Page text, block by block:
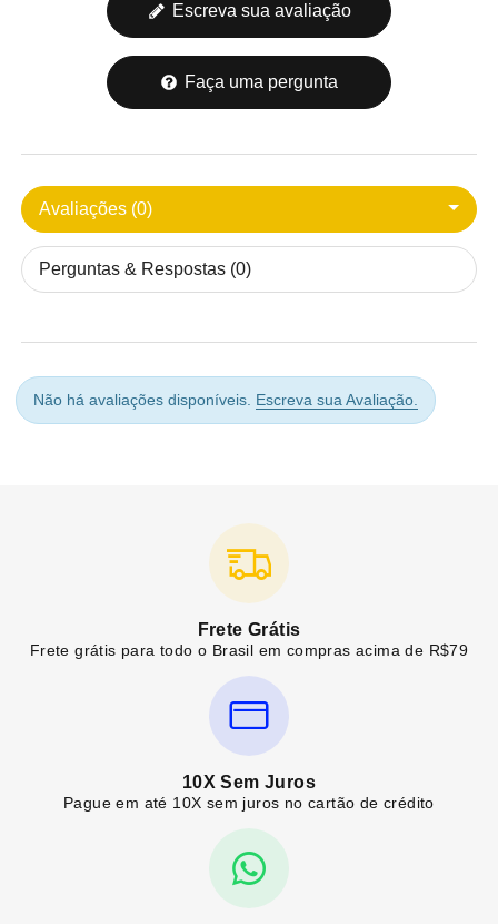
Escreva sua avaliação
Faça uma pergunta
Avaliações (0)
Perguntas & Respostas (0)
Não há avaliações disponíveis. Escreva sua Avaliação.
Frete Grátis
Frete grátis para todo o Brasil em compras acima de R$79
10X Sem Juros
Pague em até 10X sem juros no cartão de crédito